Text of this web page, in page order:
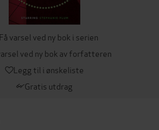
Få varsel ved ny bok i serien
ved ny bok av forfatteren
Legg til i ønskeliste
Gratis utdrag